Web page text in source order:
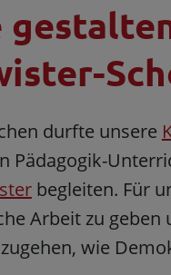
durfte unsere
Pädagogik-
begleiten. Für
Arbeit zu
wie